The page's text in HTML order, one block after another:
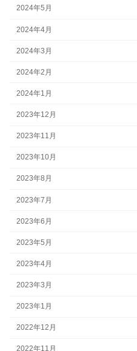
2024年5月
2024年4月
2024年3月
2024年2月
2024年1月
2023年12月
2023年11月
2023年10月
2023年8月
2023年7月
2023年6月
2023年5月
2023年4月
2023年3月
2023年1月
2022年12月
2022年11月